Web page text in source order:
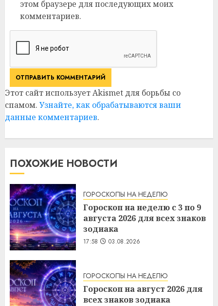
этом браузере для последующих моих
комментариев.
Этот сайт использует Akismet для борьбы со
спамом. Узнайте, как обрабатываются ваши
данные комментариев.
ПОХОЖИЕ НОВОСТИ
ГОРОСКОПЫ НА НЕДЕЛЮ
Гороскоп на неделю с 3 по 9
августа 2026 для всех знаков
зодиака
17:58 03.08.2026
ГОРОСКОПЫ НА НЕДЕЛЮ
Гороскоп на август 2026 для
всех знаков зодиака